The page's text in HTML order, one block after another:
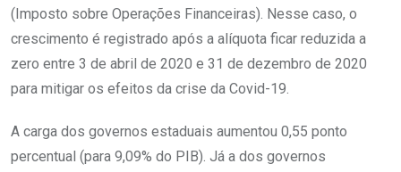
(Imposto sobre Operações Financeiras). Nesse caso, o
crescimento é registrado após a alíquota ficar reduzida a
zero entre 3 de abril de 2020 e 31 de dezembro de 2020
para mitigar os efeitos da crise da Covid-19.
A carga dos governos estaduais aumentou 0,55 ponto
percentual (para 9,09% do PIB). Já a dos governos